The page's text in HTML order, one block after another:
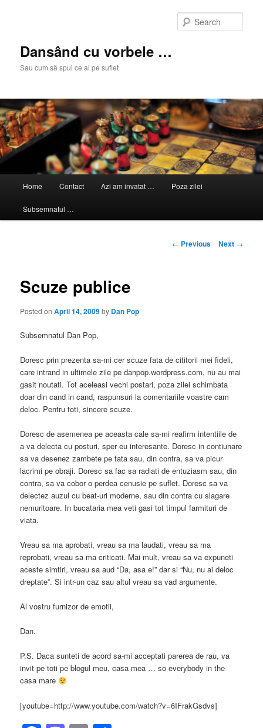
Dansând cu vorbele …
Sau cum să spui ce ai pe suflet
Home Contact Azi am invatat … Poza zilei
Subsemnatul …
Post
← Previous Next →
Scuze publice
Posted onApril 14, 2009by Dan Pop
Subsemnatul Dan Pop,
Doresc prin prezenta sa-mi cer scuze fata de cititorii mei fideli,
care intrand in ultimele zile pe danpop.wordpress.com, nu au mai
gasit noutati. Tot aceleasi vechi postari, poza zilei schimbata
doar din cand in cand, raspunsuri la comentariile voastre cam
deloc. Pentru toti, sincere scuze.
Doresc de asemenea pe aceasta cale sa-mi reafirm intentiile de
a va delecta cu posturi, sper eu interesante. Doresc in contiunare
sa va desenez zambete pe fata sau, din contra, sa va picur
lacrimi pe obraji. Doresc sa fac sa radiati de entuziasm sau, din
contra, sa va cobor o perdea cenusie pe suflet. Doresc sa va
delectez auzul cu beat-uri moderne, sau din contra cu slagare
nemuritoare. In bucataria mea veti gasi tot timpul farmituri de
viata.
Vreau sa ma aprobati, vreau sa ma laudati, vreau sa ma
reprobati, vreau sa ma criticati. Mai mult, vreau sa va expuneti
aceste simtiri, vreau sa aud “Da, asa e!” dar si “Nu, nu ai deloc
dreptate”. Si intr-un caz sau altul vreau sa vad argumente.
Al vostru furnizor de emotii,
Dan.
P.S. Daca sunteti de acord sa-mi acceptati parerea de rau, va
invit pe toti pe blogul meu, casa mea … so everybody in the
casa mare
[youtube=http://www.youtube.com/watch?v=6IFrakGsdvs]